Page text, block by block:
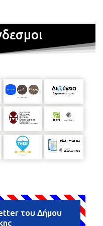
του Δήμου